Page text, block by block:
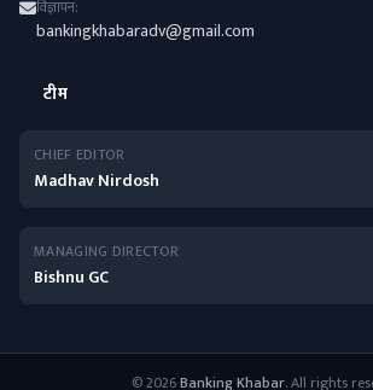
विज्ञापन:
bankingkhabaradv@gmail.com
टीम
CHIEF EDITOR
Madhav Nirdosh
MANAGING DIRECTOR
Bishnu GC
© 2026Banking Khabar. All rights